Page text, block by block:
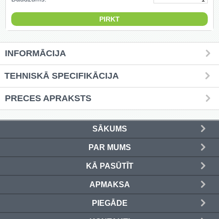
INFORMĀCIJA
TEHNISKĀ SPECIFIKĀCIJA
PRECES APRAKSTS
SĀKUMS
PAR MUMS
KĀ PASŪTĪT
APMAKSA
PIEGĀDE
Griešanas diski un zāģa asmeņi
(50)
Hidrauliskās preses (20)
Hidrauliskie instrumenti (40)
Instrumentu komplekti (554)
Instrumentu rezerves daļas (37)
Krāsošanas instrumenti (133)